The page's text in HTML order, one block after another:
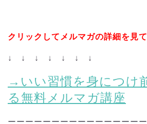
クリックしてメルマガの詳細を見
↓ ↓ ↓ ↓ ↓ ↓ ↓
→いい習慣を身につけ
る無料メルマガ講座
ーーーーーーーーーーーーーーー